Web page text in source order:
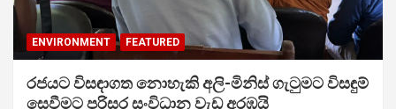
ENVIRONMENT FEATURED
රජයට විසඳාගත නොහැකි අලි-මිනිස් ගැටුමට විසඳුම්
සෙවීමට පරිසර සංවිධාන වැඩ අරඹයි